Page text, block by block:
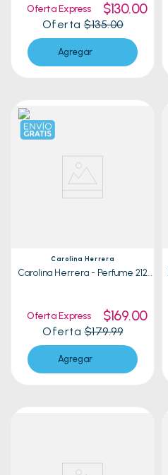
Oferta Express $130.00
Oferta $135.00
Agregar
Carolina Herrera
Carolina Herrera - Perfume 212
Oferta Express $169.00
Oferta$179.99
Agregar